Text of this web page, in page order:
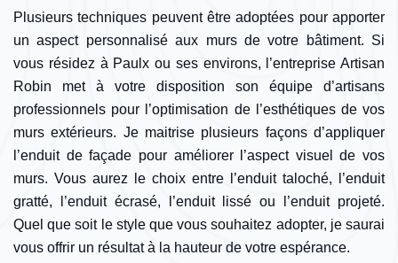
Plusieurs techniques peuvent être adoptées pour apporter
un aspect personnalisé aux murs de votre bâtiment. Si
vous résidez à Paulx ou ses environs, l’entreprise Artisan
Robin met à votre disposition son équipe d’artisans
professionnels pour l’optimisation de l’esthétiques de vos
murs extérieurs. Je maitrise plusieurs façons d’appliquer
l’enduit de façade pour améliorer l’aspect visuel de vos
murs. Vous aurez le choix entre l’enduit taloché, l’enduit
gratté, l’enduit écrasé, l’enduit lissé ou l’enduit projeté.
Quel que soit le style que vous souhaitez adopter, je saurai
vous offrir un résultat à la hauteur de votre espérance.